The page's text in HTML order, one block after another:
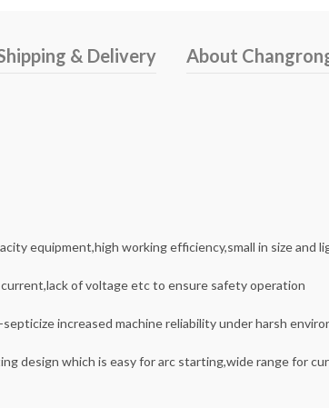
& Delivery About
equipment,high working efficiency,small in size and
of voltage etc to ensure safety operation
increased machine reliability under harsh
design which is easy for arc starting,wide range for